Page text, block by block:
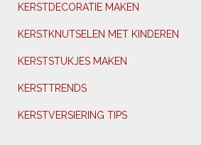
KERSTDECORATIE MAKEN
KERSTKNUTSELEN MET KINDEREN
KERSTSTUKJES MAKEN
KERSTTRENDS
KERSTVERSIERING TIPS